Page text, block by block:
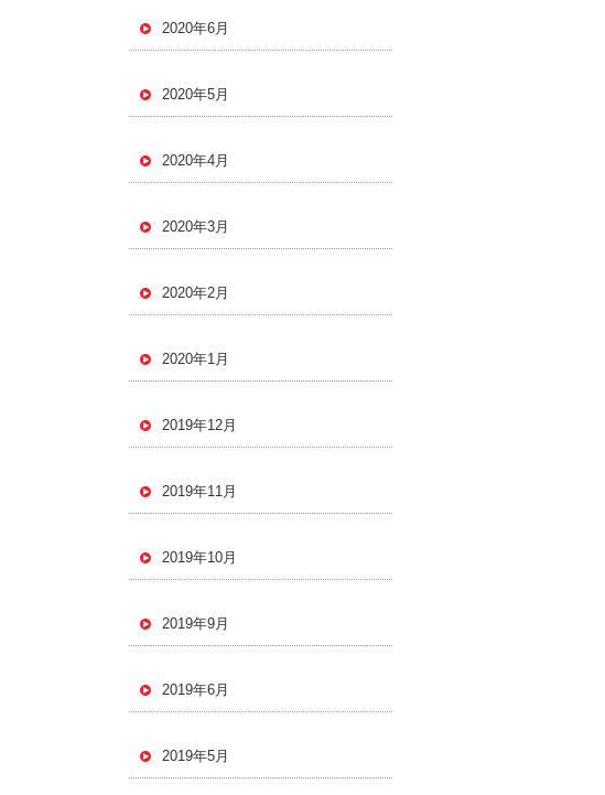
2020年6月
2020年5月
2020年4月
2020年3月
2020年2月
2020年1月
2019年12月
2019年11月
2019年10月
2019年9月
2019年6月
2019年5月